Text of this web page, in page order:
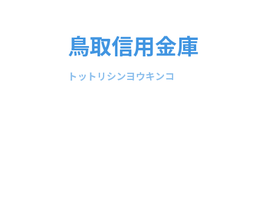
鳥取信用金庫
トットリシンヨウキンコ